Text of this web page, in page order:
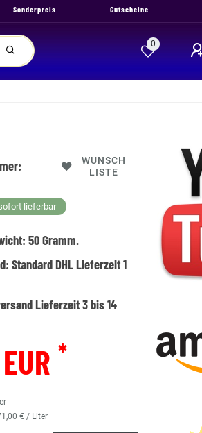
Sonderpreis Gutscheine
0
WUNSCH
LISTE
lieferbar
50Gramm.
Standard DHL Lieferzeit 1
Lieferzeit 3 bis 14
*
€ / Liter